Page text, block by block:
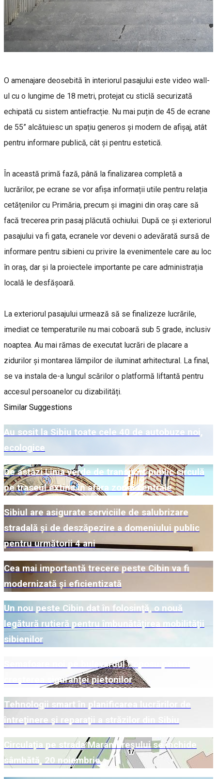
O amenajare deosebită în interiorul pasajului este video wall-
ul cu o lungime de 18 metri, protejat cu sticlă securizată
echipată cu sistem antiefracție. Nu mai puțin de 45 de ecrane
de 55” alcătuiesc un spațiu generos și modern de afișaj, atât
pentru informare publică, cât și pentru estetică.
În această primă fază, până la finalizarea completă a
lucrărilor, pe ecrane se vor afișa informații utile pentru relația
cetățenilor cu Primăria, precum și imagini din oraș care să
facă trecerea prin pasaj plăcută ochiului. După ce și exteriorul
pasajului va fi gata, ecranele vor deveni o adevărată sursă de
informare pentru sibieni cu privire la evenimentele care au loc
în oraș, dar și la proiectele importante pe care administrația
locală le desfășoară.
La exteriorul pasajului urmează să se finalizeze lucrările,
imediat ce temperaturile nu mai coboară sub 5 grade, inclusiv
noaptea. Au mai rămas de executat lucrări de placare a
zidurilor și montarea lămpilor de iluminat arhitectural. La final,
se va instala de-a lungul scărilor o platformă liftantă pentru
accesul persoanelor cu dizabilități.
Similar Suggestions
Au sosit la Sibiu toate cele 40 de autobuze noi,
ecologice
De astăzi Linia verde de transport public circulă
pe traseul extins în afara zonei centrale
Sibiul are asigurate serviciile de salubrizare
stradală și de deszăpezire a domeniului public
pentru următorii 4 ani
Cea mai importantă trecere peste Cibin va fi
modernizată și eficientizată
Un nou peste Cibin dat în folosință, o nouă
legătură rutieră pentru îmbunătățirea mobilității
sibienilor
Semafoare noi pe bulevardul Coposu pentru
creșterea siguranței pietonilor
Tehnologii smart în planificarea lucrărilor de
întreținere și reparații a străzilor din Sibiu
Circulația pe strada Maramureșului se închide
sâmbătă, 20 noiembrie